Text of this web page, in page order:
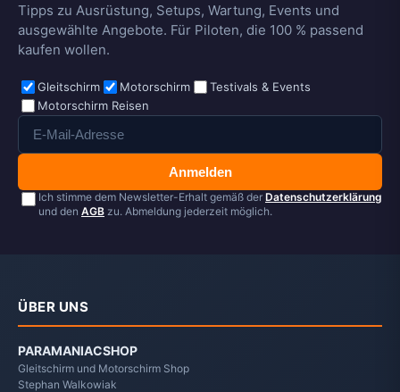
Tipps zu Ausrüstung, Setups, Wartung, Events und
ausgewählte Angebote. Für Piloten, die 100 % passend
kaufen wollen.
Gleitschirm Motorschirm
Testivals & Events
Motorschirm Reisen
Anmelden
Ich stimme dem Newsletter-Erhalt gemäß der Datenschutzerklärung
und den AGB zu. Abmeldung jederzeit möglich.
ÜBER UNS
PARAMANIACSHOP
Gleitschirm und Motorschirm Shop
Stephan Walkowiak